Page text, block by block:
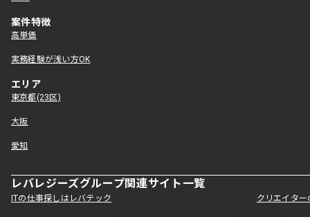
案件特徴
高単価
実務経験が浅い方OK
エリア
東京都(23区)
大阪
愛知
レバレジーズグループ関連サイト一覧
ITの仕事探しはレバテック クリエイタ